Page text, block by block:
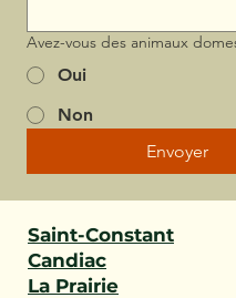
Avez-vous des animaux
Oui
Non
Envoyer
Saint-Constant
Candiac
La Prairie